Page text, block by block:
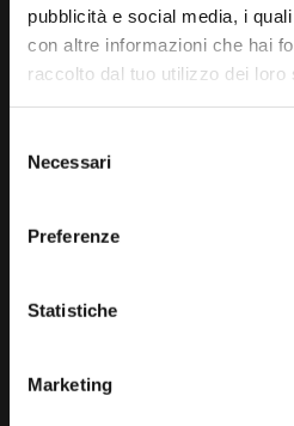
pubblicità e social media, i
con altre informazioni che hai
raccolto dal tuo utilizzo dei loro
delNecessari
Preferenze
Statistiche
Marketing
RRTrek
4.6
Basato su 476 recensioni
powered byGoogle
lascia una recensione su
Abbigliamento
Accessori